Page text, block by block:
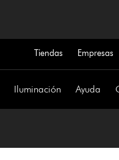
Tiendas Empresas
Iluminación Ayuda